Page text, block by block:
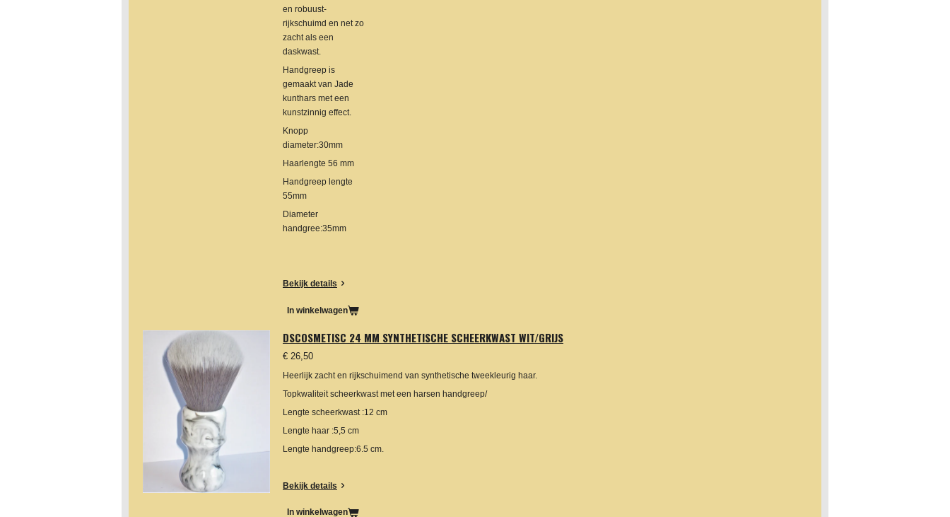
en robuust-
rijkschuimd en net zo
zacht als een
daskwast.
Handgreep is
gemaakt van Jade
kunthars met een
kunstzinnig effect.
Knopp
diameter:30mm
Haarlengte 56 mm
Handgreep lengte
55mm
Diameter
handgree:35mm
Bekijk details
In winkelwagen
DSCOSMETISC 24 MM SYNTHETISCHE SCHEERKWAST WIT/GRIJS
€ 26,50
Heerlijk zacht en rijkschuimend van synthetische tweekleurig haar.
Topkwaliteit scheerkwast met een harsen handgreep/
Lengte scheerkwast :12 cm
Lengte haar :5,5 cm
Lengte handgreep:6.5 cm.
Bekijk details
In winkelwagen